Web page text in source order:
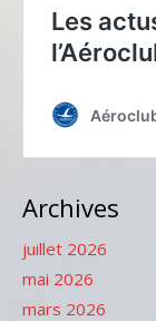
Archives
juillet 2026
mai 2026
mars 2026